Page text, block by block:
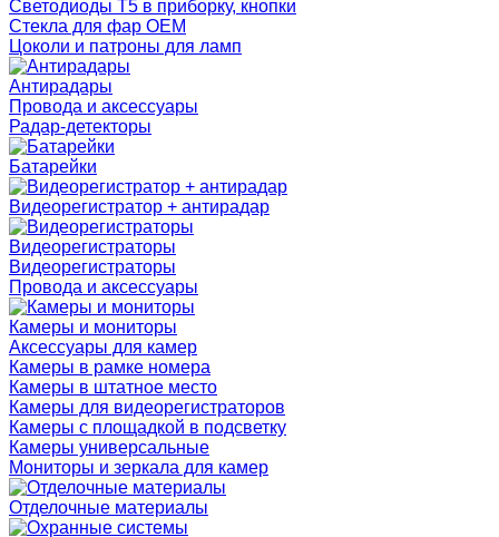
Светодиоды T5 в приборку, кнопки
Стекла для фар OEM
Цоколи и патроны для ламп
Антирадары
Провода и аксессуары
Радар-детекторы
Батарейки
Видеорегистратор + антирадар
Видеорегистраторы
Видеорегистраторы
Провода и аксессуары
Камеры и мониторы
Аксессуары для камер
Камеры в рамке номера
Камеры в штатное место
Камеры для видеорегистраторов
Камеры с площадкой в подсветку
Камеры универсальные
Мониторы и зеркала для камер
Отделочные материалы